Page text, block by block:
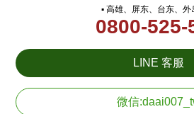
▪ 高雄、屏东、台东、外
0800-525-
LINE 客服
微信